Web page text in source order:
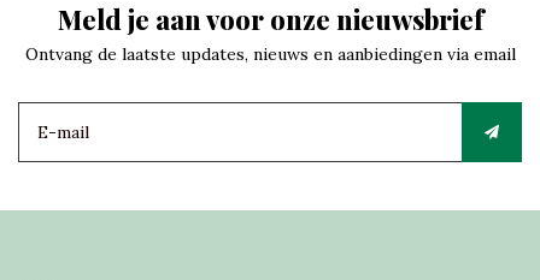
Meld je aan voor onze nieuwsbrief
Ontvang de laatste updates, nieuws en aanbiedingen via email